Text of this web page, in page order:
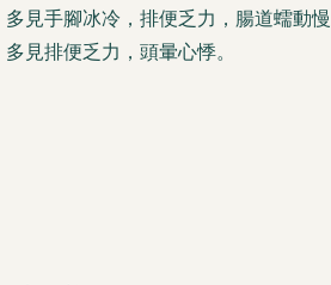
見手腳冰冷，排便乏力，腸道蠕動慢
見排便乏力，頭暈心悸。